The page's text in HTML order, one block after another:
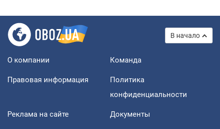
В начало
О компании Команда
Правовая информация
Политика
конфиденциальности
Реклама на сайте Документы